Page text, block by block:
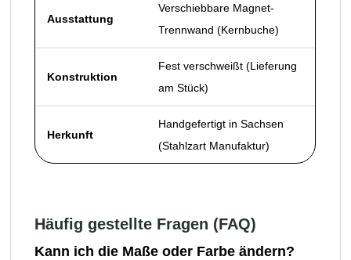
Ausstattung
Verschiebbare Magnet-
Trennwand (Kernbuche)
Konstruktion
Fest verschweißt (Lieferung
am Stück)
Herkunft
Handgefertigt in Sachsen
(Stahlzart Manufaktur)
Häufig gestellte Fragen (FAQ)
Kann ich die Maße oder Farbe ändern?